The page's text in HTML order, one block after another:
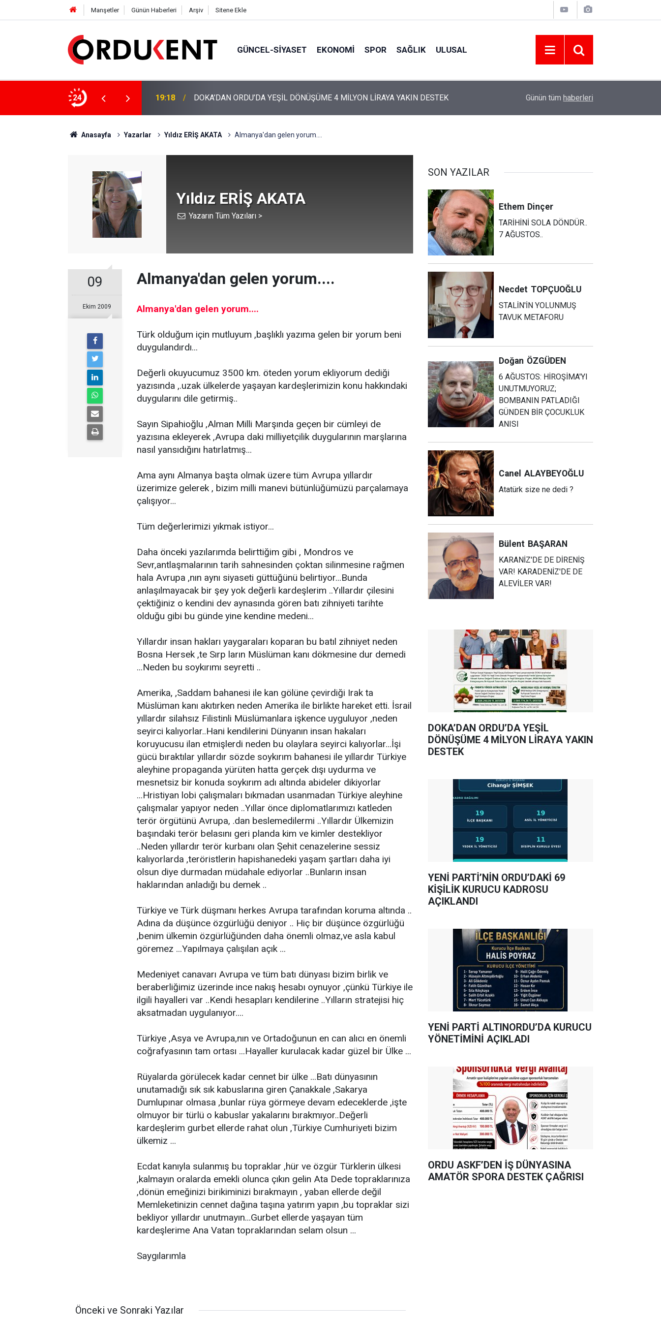
Manşetler Günün Haberleri Arşiv Sitene Ekle
GÜNCEL-SIYASET EKONOMI SPOR SAĞLIK ULUSAL
24 19:18
DOKA’DAN ORDU’DA YEŞİL DÖNÜŞÜME 4 MİLYON LİRAYA YAKIN DESTEK
YENİ PARTİ ALTINORDU’DA KURUCU
Günün tüm haberleri
Anasayfa Yazarlar Yıldız ERİŞ AKATA Almanya'dan gelen yorum....
Yıldız ERİŞ AKATA
Yazarın Tüm Yazıları >
09
Ekim 2009
Almanya'dan gelen yorum....
Almanya'dan gelen yorum....
Türk olduğum için mutluyum ,başlıklı yazıma gelen bir yorum beni
duygulandırdı...
Değerli okuyucumuz 3500 km. öteden yorum ekliyorum dediği
yazısında ,.uzak ülkelerde yaşayan kardeşlerimizin konu hakkındaki
duygularını dile getirmiş..
Sayın Sipahioğlu ,Alman Milli Marşında geçen bir cümleyi de
yazısına ekleyerek ,Avrupa daki milliyetçilik duygularının marşlarına
nasıl yansıdığını hatırlatmış...
Ama aynı Almanya başta olmak üzere tüm Avrupa yıllardır
üzerimize gelerek , bizim milli manevi bütünlüğümüzü parçalamaya
çalışıyor...
Tüm değerlerimizi yıkmak istiyor...
Daha önceki yazılarımda belirttiğim gibi , Mondros ve
Sevr,antlaşmalarının tarih sahnesinden çoktan silinmesine rağmen
hala Avrupa ,nın aynı siyaseti güttüğünü belirtiyor...Bunda
anlaşılmayacak bir şey yok değerli kardeşlerim ..Yıllardır çilesini
çektiğiniz o kendini dev aynasında gören batı zihniyeti tarihte
olduğu gibi bu günde yine kendine medeni...
Yıllardır insan hakları yaygaraları koparan bu batıl zihniyet neden
Bosna Hersek ,te Sırp ların Müslüman kanı dökmesine dur demedi
...Neden bu soykırımı seyretti ..
Amerika, ,Saddam bahanesi ile kan gölüne çevirdiği Irak ta
Müslüman kanı akıtırken neden Amerika ile birlikte hareket etti. İsrail
yıllardır silahsız Filistinli Müslümanlara işkence uyguluyor ,neden
seyirci kalıyorlar..Hani kendilerini Dünyanın insan hakaları
koruyucusu ilan etmişlerdi neden bu olaylara seyirci kalıyorlar...İşi
gücü bıraktılar yıllardır sözde soykırım bahanesi ile yıllardır Türkiye
aleyhine propaganda yürüten hatta gerçek dışı uydurma ve
mesnetsiz bir konuda soykırım adı altında abideler dikiyorlar
...Hristiyan lobi çalışmaları bıkmadan usanmadan Türkiye aleyhine
çalışmalar yapıyor neden ..Yıllar önce diplomatlarımızı katleden
terör örgütünü Avrupa, .dan beslemedilermi ..Yıllardır Ülkemizin
başındaki terör belasını geri planda kim ve kimler destekliyor
..Neden yıllardır terör kurbanı olan Şehit cenazelerine sessiz
kalıyorlarda ,teröristlerin hapishanedeki yaşam şartları daha iyi
olsun diye durmadan müdahale ediyorlar ..Bunların insan
haklarından anladığı bu demek ..
Türkiye ve Türk düşmanı herkes Avrupa tarafından koruma altında ..
Adına da düşünce özgürlüğü deniyor .. Hiç bir düşünce özgürlüğü
,benim ülkemin özgürlüğünden daha önemli olmaz,ve asla kabul
göremez ...Yapılmaya çalışılan açık ...
Medeniyet canavarı Avrupa ve tüm batı dünyası bizim birlik ve
beraberliğimiz üzerinde ince nakış hesabı oynuyor ,çünkü Türkiye ile
ilgili hayalleri var ..Kendi hesapları kendilerine ..Yılların stratejisi hiç
aksatmadan uygulanıyor....
Türkiye ,Asya ve Avrupa,nın ve Ortadoğunun en can alıcı en önemli
coğrafyasının tam ortası ...Hayaller kurulacak kadar güzel bir Ülke ...
Rüyalarda görülecek kadar cennet bir ülke ...Batı dünyasının
unutamadığı sık sık kabuslarına giren Çanakkale ,Sakarya
Dumlupınar olmasa ,bunlar rüya görmeye devam edeceklerde ,işte
olmuyor bir türlü o kabuslar yakalarını bırakmıyor..Değerli
kardeşlerim gurbet ellerde rahat olun ,Türkiye Cumhuriyeti bizim
ülkemiz ...
Ecdat kanıyla sulanmış bu topraklar ,hür ve özgür Türklerin ülkesi
,kalmayın oralarda emekli olunca çıkın gelin Ata Dede topraklarınıza
,dönün emeğinizi birikiminizi bırakmayın , yaban ellerde değil
Memleketinizin cennet dağına taşına yatırım yapın ,bu topraklar sizi
bekliyor yıllardır unutmayın...Gurbet ellerde yaşayan tüm
kardeşlerime Ana Vatan topraklarından selam olsun ...
Saygılarımla
Önceki ve Sonraki Yazılar
SON YAZILAR
Ethem Dinçer
TARİHİNİ SOLA DÖNDÜR..
7 AĞUSTOS..
Necdet TOPÇUOĞLU
STALİN'İN YOLUNMUŞ
TAVUK METAFORU
Doğan ÖZGÜDEN
6 AĞUSTOS: HİROŞİMA'YI
UNUTMUYORUZ;
BOMBANIN PATLADIĞI
GÜNDEN BİR ÇOCUKLUK
ANISI
Canel ALAYBEYOĞLU
Atatürk size ne dedi ?
Bülent BAŞARAN
KARANİZ'DE DE DİRENİŞ
VAR! KARADENİZ'DE DE
ALEVİLER VAR!
DOKA’DAN ORDU’DA YEŞİL
DÖNÜŞÜME 4 MİLYON LİRAYA YAKIN
DESTEK
YENİ PARTİ’NİN ORDU’DAKİ 69
KİŞİLİK KURUCU KADROSU
AÇIKLANDI
YENİ PARTİ ALTINORDU’DA KURUCU
YÖNETİMİNİ AÇIKLADI
ORDU ASKF’DEN İŞ DÜNYASINA
AMATÖR SPORA DESTEK ÇAĞRISI